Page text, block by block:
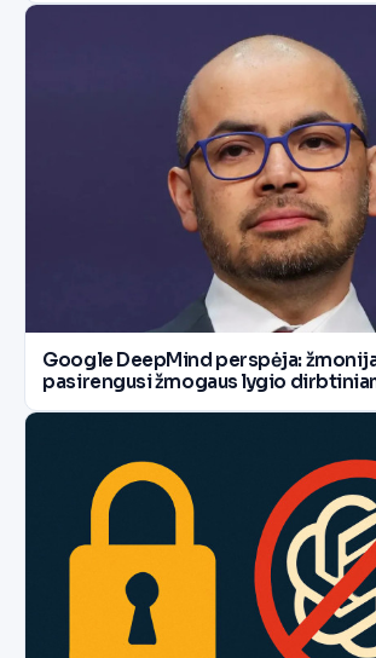
Google DeepMind perspėja:
pasirengusi žmogaus lygio